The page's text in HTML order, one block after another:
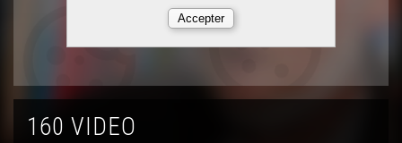
160 VIDEO
Fin ar C'humunioù ?